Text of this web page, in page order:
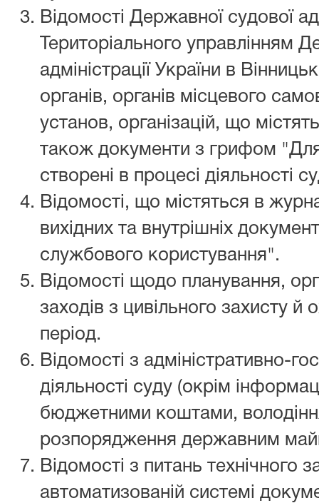
Відомості Державної судової
Територіального управлінням
адміністрації України в
органів, органів місцевого
установ, організацій, що
також документи з грифом
створені в процесі діяльності
Відомості, що містяться в
вихідних та внутрішніх
службового користування".
Відомості щодо планування,
заходів з цивільного захисту
період.
Відомості з адміністративно-
діяльності суду (окрім
бюджетними коштами,
розпорядження державним
Відомості з питань технічного
автоматизованій системі